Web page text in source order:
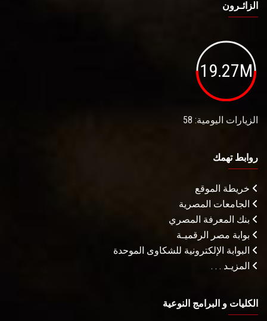
الزائـرون
19.27M
الزيارات اليومية: 58
روابط تهمك
خريطة الموقع
الجامعات المصرية
بنك المعرفة المصري
بوابة مصر الرقميـة
البوابة الإلكترونية للشكاوى الموحدة
المزيـد . . .
الكليات و البرامج النوعية